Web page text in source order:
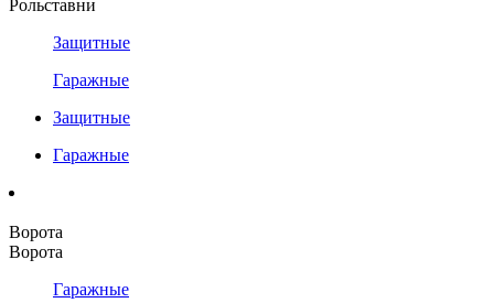
Рольставни
Защитные
Гаражные
Защитные
Гаражные
Ворота
Ворота
Гаражные